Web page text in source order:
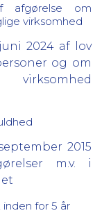
afgørelse om
virksomhed
2024 af lov
og om
2015
m.v. i
inden for 5 år